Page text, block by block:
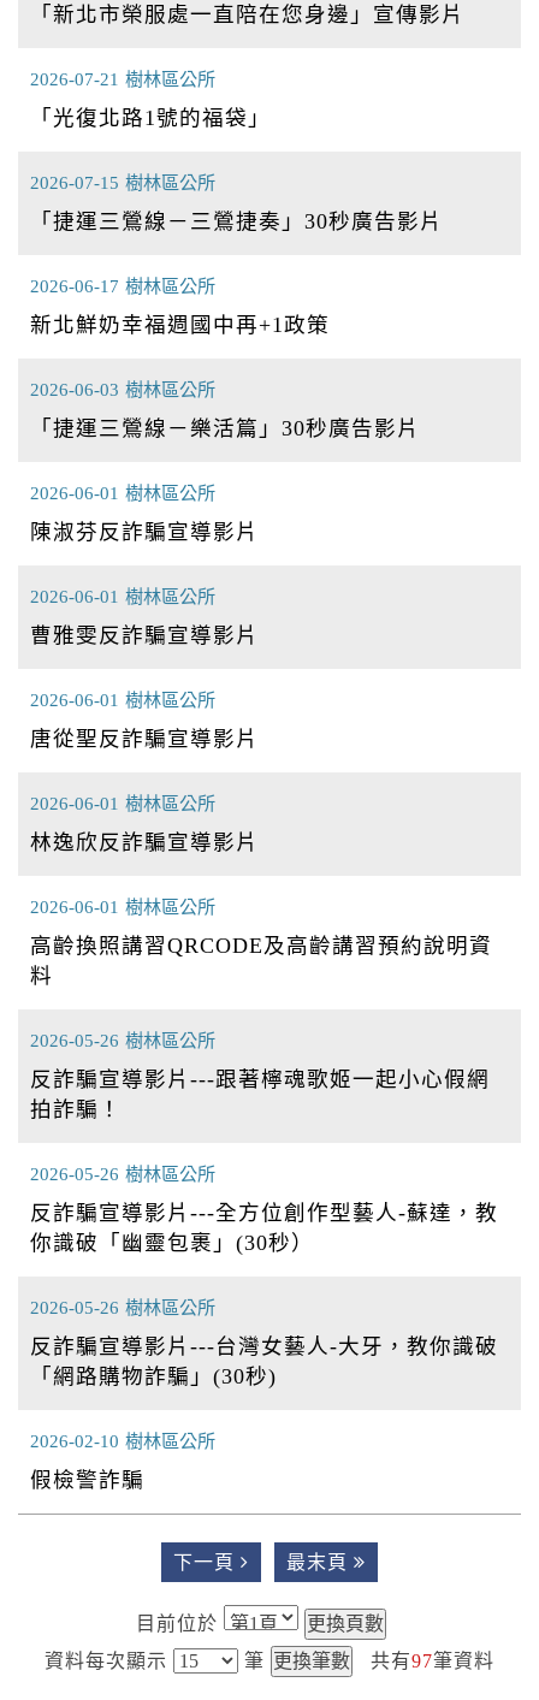
「新北市榮服處一直陪在您身邊」宣傳影片
2026-07-21 樹林區公所
「光復北路1號的福袋」
2026-07-15 樹林區公所
「捷運三鶯線－三鶯捷奏」30秒廣告影片
2026-06-17 樹林區公所
新北鮮奶幸福週國中再+1政策
2026-06-03 樹林區公所
「捷運三鶯線－樂活篇」30秒廣告影片
2026-06-01 樹林區公所
陳淑芬反詐騙宣導影片
2026-06-01 樹林區公所
曹雅雯反詐騙宣導影片
2026-06-01 樹林區公所
唐從聖反詐騙宣導影片
2026-06-01 樹林區公所
林逸欣反詐騙宣導影片
2026-06-01 樹林區公所
高齡換照講習QRCODE及高齡講習預約說明資
料
2026-05-26 樹林區公所
反詐騙宣導影片---跟著檸魂歌姬一起小心假網
拍詐騙！
2026-05-26 樹林區公所
反詐騙宣導影片---全方位創作型藝人-蘇達，教
你識破「幽靈包裹」(30秒）
2026-05-26 樹林區公所
反詐騙宣導影片---台灣女藝人-大牙，教你識破
「網路購物詐騙」(30秒)
2026-02-10 樹林區公所
假檢警詐騙
下一頁 最末頁
目前位於
資料每次顯示
筆 共有97筆資料